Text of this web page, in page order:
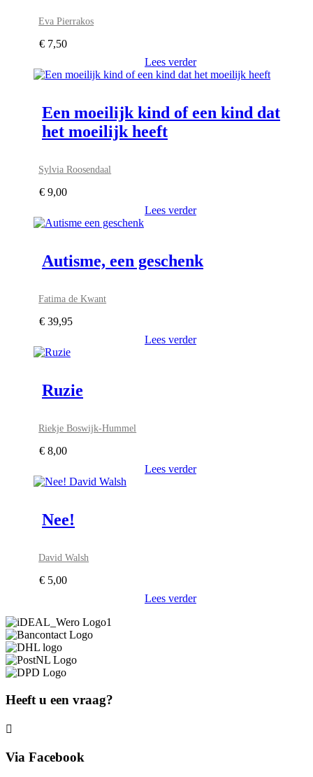
Eva Pierrakos
€ 7,50
Lees verder
Een moeilijk kind of een kind dat
het moeilijk heeft
Sylvia Roosendaal
€ 9,00
Lees verder
Autisme, een geschenk
Fatima de Kwant
€ 39,95
Lees verder
Ruzie
Riekje Boswijk-Hummel
€ 8,00
Lees verder
Nee!
David Walsh
€ 5,00
Lees verder
Heeft u een vraag?
Via Facebook